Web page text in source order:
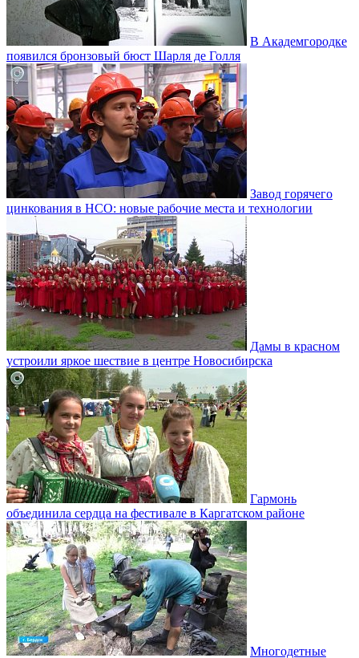
В Академгородке
появился бронзовый бюст Шарля де Голля
Завод горячего
цинкования в НСО: новые рабочие места и технологии
Дамы в красном
устроили яркое шествие в центре Новосибирска
Гармонь
объединила сердца на фестивале в Каргатском районе
Многодетные